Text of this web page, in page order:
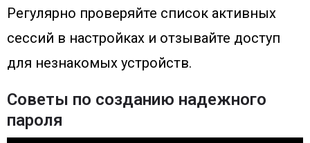
Регулярно проверяйте список активных
сессий в настройках и отзывайте доступ
для незнакомых устройств.
Советы по созданию надежного
пароля